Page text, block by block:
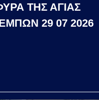
ΤΗΣ ΑΓΙΑΣ
29 07 2026